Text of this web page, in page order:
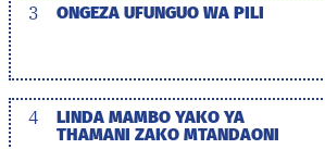
3 ONGEZA UFUNGUO WA PILI
4
LINDA MAMBO YAKO YA
THAMANI ZAKO MTANDAONI